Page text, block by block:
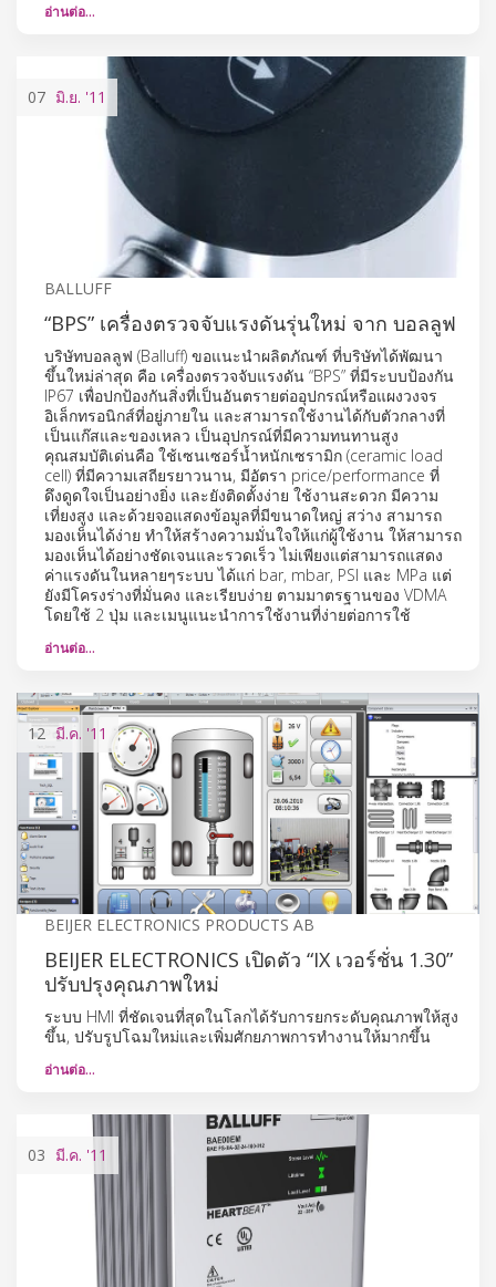
อ่านต่อ…
07 มิ.ย. '11
BALLUFF
“BPS” เครื่องตรวจจับแรงดันรุ่นใหม่ จาก บอลลูฟ
บริษัทบอลลูฟ (Balluff) ขอแนะนำผลิตภัณฑ์ ที่บริษัทได้พัฒนา
ขึ้นใหม่ล่าสุด คือ เครื่องตรวจจับแรงดัน “BPS” ที่มีระบบป้องกัน
IP67 เพื่อปกป้องกันสิ่งที่เป็นอันตรายต่ออุปกรณ์หรือแผงวงจร
อิเล็กทรอนิกส์ที่อยู่ภายใน และสามารถใช้งานได้กับตัวกลางที่
เป็นแก๊สและของเหลว เป็นอุปกรณ์ที่มีความทนทานสูง
คุณสมบัติเด่นคือ ใช้เซนเซอร์น้ำหนักเซรามิก (ceramic load
cell) ที่มีความเสถียรยาวนาน, มีอัตรา price/performance ที่
ดึงดูดใจเป็นอย่างยิ่ง และยังติดตั้งง่าย ใช้งานสะดวก มีความ
เที่ยงสูง และด้วยจอแสดงข้อมูลที่มีขนาดใหญ่ สว่าง สามารถ
มองเห็นได้ง่าย ทำให้สร้างความมั่นใจให้แก่ผู้ใช้งาน ให้สามารถ
มองเห็นได้อย่างชัดเจนและรวดเร็ว ไม่เพียงแต่สามารถแสดง
ค่าแรงดันในหลายๆระบบ ได้แก่ bar, mbar, PSI และ MPa แต่
ยังมีโครงร่างที่มั่นคง และเรียบง่าย ตามมาตรฐานของ VDMA
โดยใช้ 2 ปุ่ม และเมนูแนะนำการใช้งานที่ง่ายต่อการใช้
อ่านต่อ…
12 มี.ค. '11
BEIJER ELECTRONICS PRODUCTS AB
BEIJER ELECTRONICS เปิดตัว “IX เวอร์ชั่น 1.30”
ปรับปรุงคุณภาพใหม่
ระบบ HMI ที่ชัดเจนที่สุดในโลกได้รับการยกระดับคุณภาพให้สูง
ขึ้น, ปรับรูปโฉมใหม่และเพิ่มศักยภาพการทำงานให้มากขึ้น
อ่านต่อ…
03 มี.ค. '11